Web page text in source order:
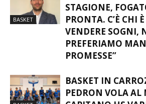
BASKET
STAGIONE,
PRONTA. C’È CHI
VENDERE SOGNI,
PREFERIAMO
PROMESSE”
BASKET IN
PEDRON VOLA AL